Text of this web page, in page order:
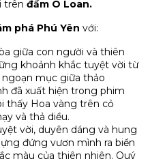
trên đầm Ô Loan.
phá Phú Yên với:
giữa con người và thiên
khoảnh khắc tuyệt vời từ
mục giữa thảo
đã xuất hiện trong phim
thấy Hoa vàng trên cỏ
và thả diều.
vời, duyên dáng và hung
đứng vươn mình ra biển
màu của thiên nhiên. Quý